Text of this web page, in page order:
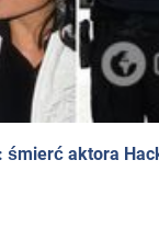
śmierć aktora